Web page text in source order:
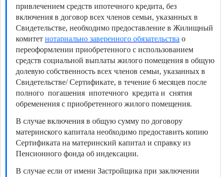
привлечением средств ипотечного кредита, без
включения в договор всех членов семьи, указанных в
Свидетельстве, необходимо предоставление в Жилищный
комитет нотариально заверенного обязательства о
переоформлении приобретенного с использованием
средств социальной выплаты жилого помещения в общую
долевую собственность всех членов семьи, указанных в
Свидетельстве/ Сертификате, в течение 6 месяцев после
полного погашения ипотечного кредита и снятия
обременения с приобретенного жилого помещения.
В случае включения в общую сумму по договору
материнского капитала необходимо предоставить копию
Сертификата на материнский капитал и справку из
Пенсионного фонда об индексации.
В случае если от имени Застройщика при заключении